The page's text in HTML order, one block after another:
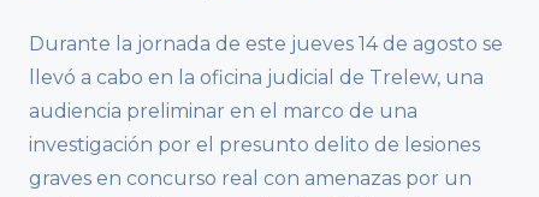
Durante la jornada de este jueves 14 de agosto se
llevó a cabo en la oficina judicial de Trelew, una
audiencia preliminar en el marco de una
investigación por el presunto delito de lesiones
graves en concurso real con amenazas por un